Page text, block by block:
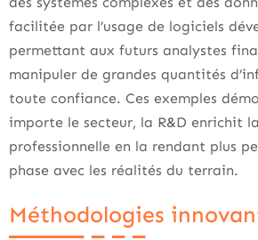
facilitée par l’usage de logiciels
permettant aux futurs analystes
manipuler de grandes quantités
toute confiance. Ces exemples
importe le secteur, la R&D enrichit
professionnelle en la rendant plus
phase avec les réalités du terrain.
Méthodologies